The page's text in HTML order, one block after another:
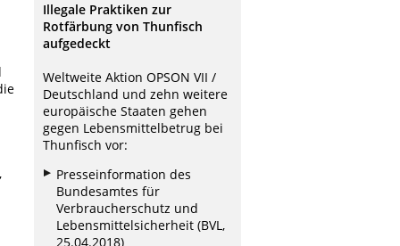
Illegale Praktiken zur
Rotfärbung von Thunfisch
aufgedeckt
Weltweite Aktion OPSON VII /
Deutschland und zehn weitere
europäische Staaten gehen
gegen Lebensmittelbetrug bei
Thunfisch vor:
Presseinformation des
Bundesamtes für
Verbraucherschutz und
Lebensmittelsicherheit (BVL,
25.04.2018)